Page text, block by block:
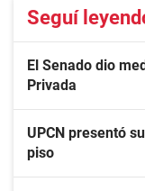
Seguí
El Senado dio
Privada
UPCN presentó
piso